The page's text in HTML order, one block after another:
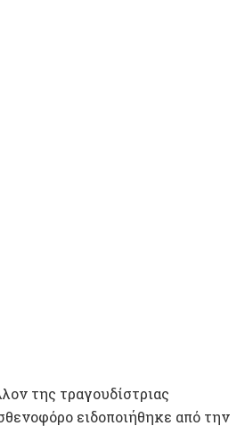
της τραγουδίστριας
ειδοποιήθηκε από την